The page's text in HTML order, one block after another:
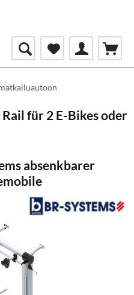
für 2 E-Bikes oder
absenkbarer